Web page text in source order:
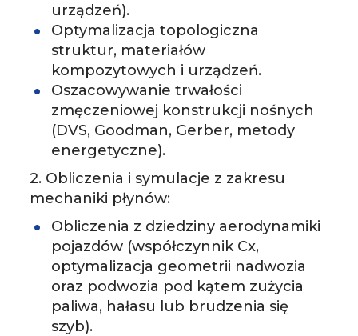
urządzeń).
­Optymalizacja topologiczna
struktur, materiałów
kompozytowych i urządzeń.
­Oszacowywanie trwałości
zmęczeniowej konstrukcji nośnych
(DVS, Goodman, Gerber, metody
energetyczne).
2. Obliczenia i symulacje z zakresu
mechaniki płynów:
­Obliczenia z dziedziny aerodynamiki
pojazdów (współczynnik Cx,
optymalizacja geometrii nadwozia
oraz podwozia pod kątem zużycia
paliwa, hałasu lub brudzenia się
szyb).